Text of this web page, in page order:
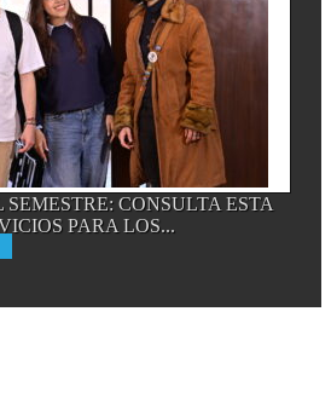
CONSULTA ESTA
PARA LOS...